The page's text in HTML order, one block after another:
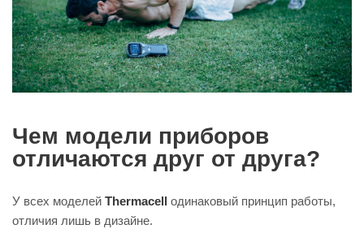
Чем модели приборов
отличаются друг от друга?
У всех моделей Thermacell одинаковый принцип работы,
отличия лишь в дизайне.